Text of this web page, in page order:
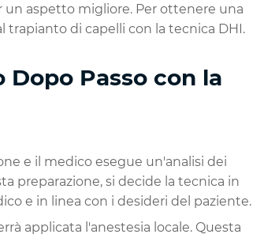
aspetto migliore. Per ottenere una
di capelli con la tecnica DHI.
Dopo Passo con la
e il medico esegue un'analisi dei
preparazione, si decide la tecnica in
e in linea con i desideri del paziente.
applicata l'anestesia locale. Questa